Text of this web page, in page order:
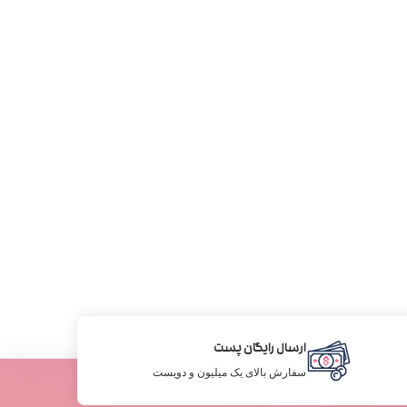
ارسال رایگان پست
سفارش بالای یک میلیون و دویست